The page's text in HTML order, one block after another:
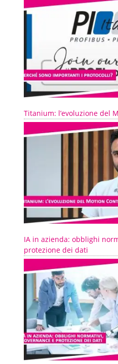
Titanium: l’evoluzione del
IA in azienda: obblighi
protezione dei dati